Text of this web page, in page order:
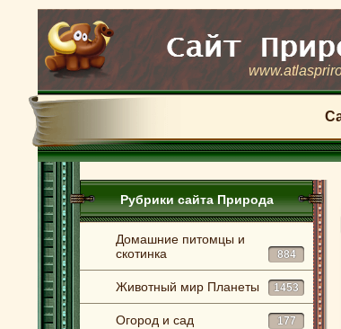
Рубрики сайта Природа
Домашние питомцы и
скотинка
884
Животный мир Планеты 1453
Огород и сад 177